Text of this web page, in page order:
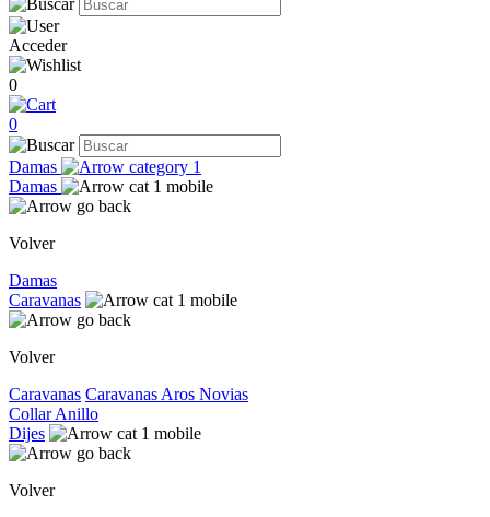
Acceder
0
0
Damas
Damas
Volver
Damas
Caravanas
Volver
Caravanas Caravanas Aros Novias
CollarAnillo
Dijes
Volver